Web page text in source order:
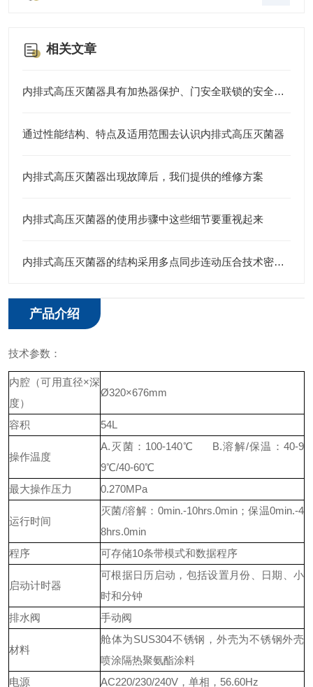
相关文章
内排式高压灭菌器具有加热器保护、门安全联锁的安全特征
通过性能结构、特点及适用范围去认识内排式高压灭菌器
内排式高压灭菌器出现故障后，我们提供的维修方案
内排式高压灭菌器的使用步骤中这些细节要重视起来
内排式高压灭菌器的结构采用多点同步连动压合技术密封性能可靠
产品介绍
技术参数：
内腔（可用直径×深
度）
Ø320×676mm
容积 54L
操作温度
A.灭菌：100-140℃ B.溶解/保温：40-9
9℃/40-60℃
最大操作压力
0.270MPa
运行时间
灭菌/溶解：0min.-10hrs.0min；保温0min.-4
8hrs.0min
程序
可存储10条带模式和数据程序
启动计时器
可根据日历启动，包括设置月份、日期、小
时和分钟
排水阀
手动阀
材料
舱体为SUS304不锈钢，外壳为不锈钢外壳
喷涂隔热聚氨酯涂料
电源
AC220/230/240V，单相，56.60Hz